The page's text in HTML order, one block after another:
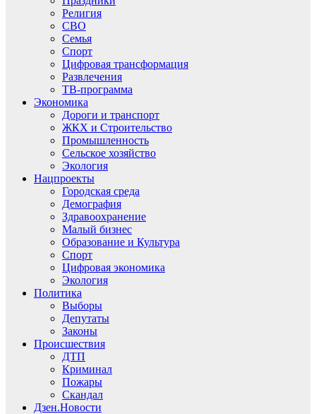
Религия
СВО
Семья
Спорт
Цифровая трансформация
Развлечения
ТВ-программа
Экономика
Дороги и транспорт
ЖКХ и Строительство
Промышленность
Сельское хозяйство
Экология
Нацпроекты
Городская среда
Демография
Здравоохранение
Малый бизнес
Образование и Культура
Спорт
Цифровая экономика
Экология
Политика
Выборы
Депутаты
Законы
Происшествия
ДТП
Криминал
Пожары
Скандал
Дзен.Новости